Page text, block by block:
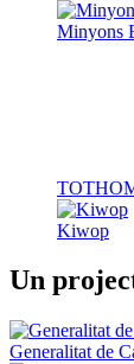
Minyons
Kiwop
Un
Generalitat de